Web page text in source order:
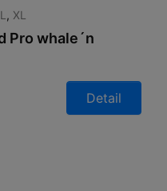
L , XL
Pro whale´n
Detail